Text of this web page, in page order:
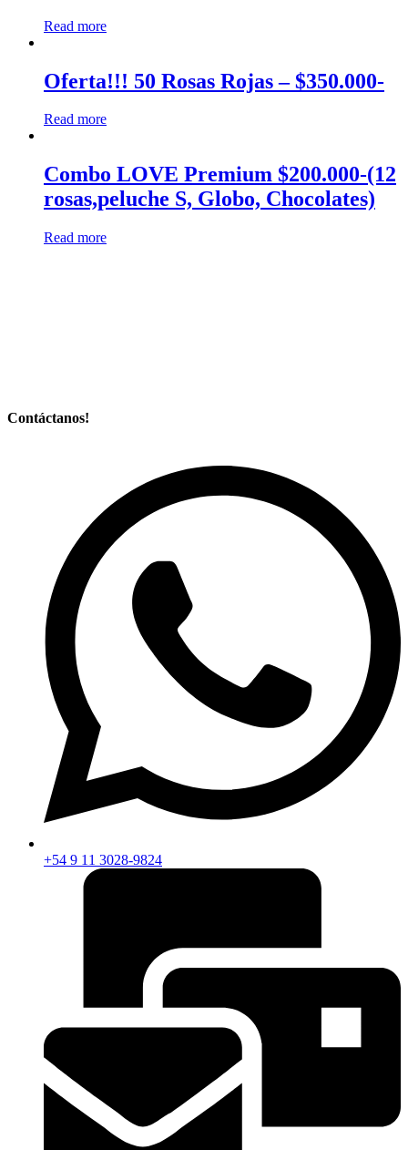
Read more
Oferta!!! 50 Rosas Rojas – $350.000-
Read more
Combo LOVE Premium $200.000-(12
rosas,peluche S, Globo, Chocolates)
Read more
Contáctanos!
+54 9 11 3028-9824